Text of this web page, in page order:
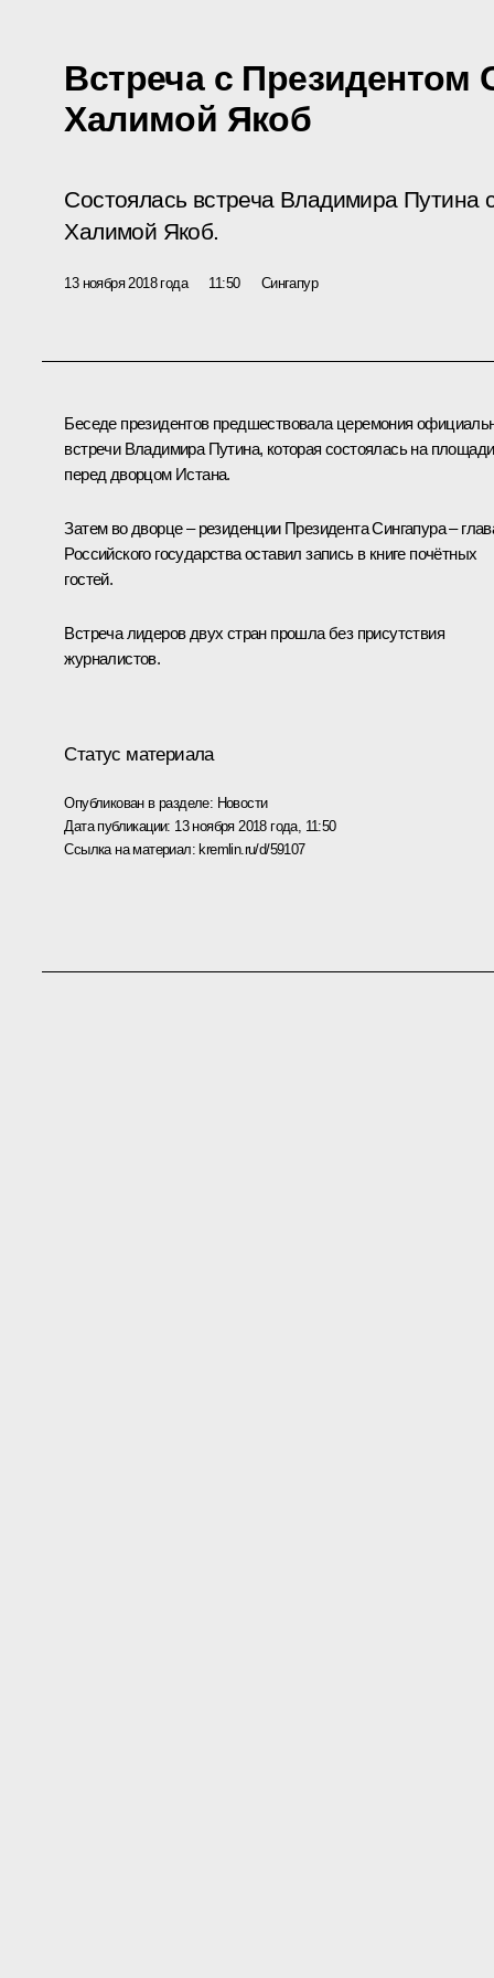
Встреча с Президентом
Халимой Якоб
Состоялась встреча Владимира Путина
Халимой Якоб.
13 ноября 2018 года 11:50 Сингапур
Беседе президентов предшествовала церемония
встречи Владимира Путина, которая состоялась на площади
перед дворцом Истана.
Затем во дворце – резиденции Президента Сингапура –
Российского государства оставил запись в книге почётных
гостей.
Встреча лидеров двух стран прошла без присутствия
журналистов.
Статус материала
Опубликован в разделе: Новости
Дата публикации: 13 ноября 2018 года, 11:50
Ссылка на материал: kremlin.ru/d/59107